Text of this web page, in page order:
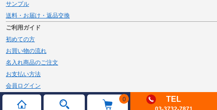
0 TEL
サンプル
送料・お届け・返品交換
ご利用ガイド
初めての方
お買い物の流れ
名入れ商品のご注文
お支払い方法
会員ログイン
メルマガ登録